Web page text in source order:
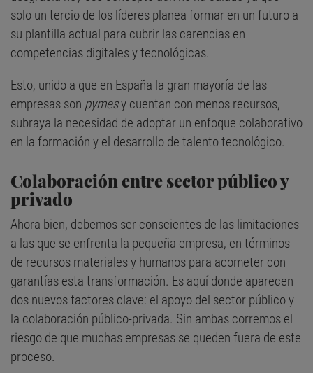
solo un tercio de los líderes planea formar en un futuro a
su plantilla actual para cubrir las carencias en
competencias digitales y tecnológicas.
Esto, unido a que en España la gran mayoría de las
empresas son pymesy cuentan con menos recursos,
subraya la necesidad de adoptar un enfoque colaborativo
en la formación y el desarrollo de talento tecnológico.
Colaboración entre sector público y
privado
Ahora bien, debemos ser conscientes de las limitaciones
a las que se enfrenta la pequeña empresa, en términos
de recursos materiales y humanos para acometer con
garantías esta transformación. Es aquí donde aparecen
dos nuevos factores clave: el apoyo del sector público y
la colaboración público-privada. Sin ambas corremos el
riesgo de que muchas empresas se queden fuera de este
proceso.